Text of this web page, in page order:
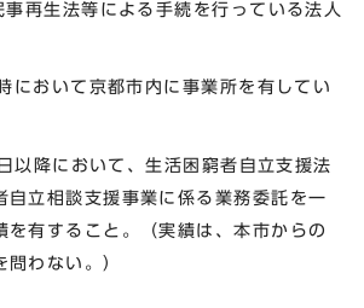
再生法等による手続を行っている法人
おいて京都市内に事業所を有してい
降において、生活困窮者自立支援法
自立相談支援事業に係る業務委託を一
を有すること。（実績は、本市からの
わない。）